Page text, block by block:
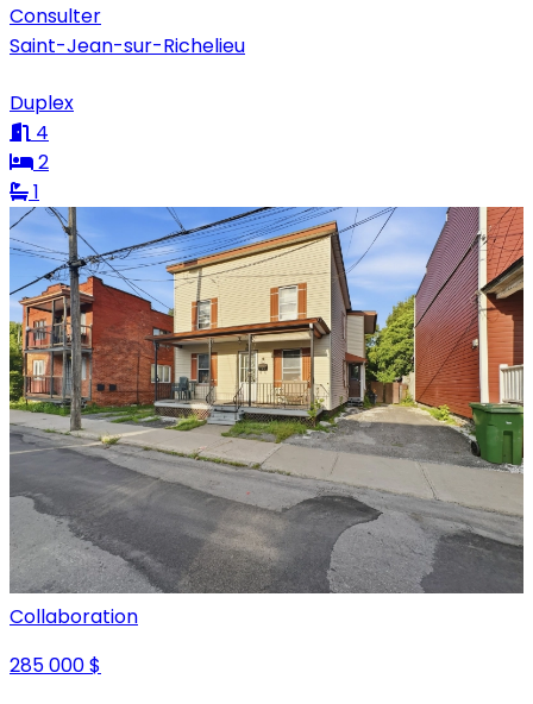
Consulter
Saint-Jean-sur-Richelieu
Duplex
4
2
1
Collaboration
285 000 $